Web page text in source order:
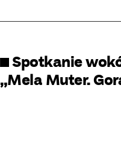
Spotkanie
„Mela Muter.